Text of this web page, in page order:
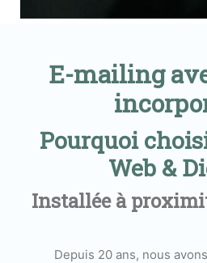
E-mailing
Pourquoi
Web &
Installée à
Depuis 20 ans, nous